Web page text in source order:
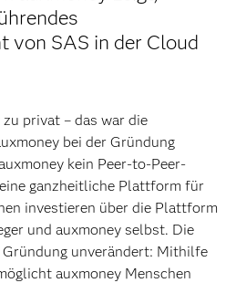
von SAS in der Cloud
privat – das war die
bei der Gründung
kein Peer-to-Peer-
ganzheitliche Plattform für
investieren über die Plattform
und auxmoney selbst. Die
unverändert: Mithilfe
auxmoney Menschen